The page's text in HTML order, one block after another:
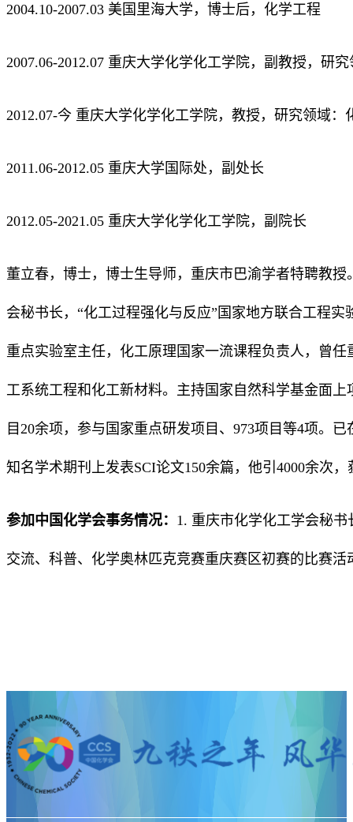
2004.10-2007.03 美国里海大学，博士后，化学工程
2007.06-2012.07 重庆大学化学化工学院，副教授，研
2012.07-今 重庆大学化学化工学院，教授，研究领域
2011.06-2012.05 重庆大学国际处，副处长
2012.05-2021.05 重庆大学化学化工学院，副院长
董立春，博士，博士生导师，重庆市巴渝学者特聘教
会秘书长，“化工过程强化与反应”国家地方联合工程
重点实验室主任，化工原理国家一流课程负责人，曾
工系统工程和化工新材料。主持国家自然科学基金面
目20余项，参与国家重点研发项目、973项目等4项。
知名学术期刊上发表SCI论文150余篇，他引4000余次
参加中国化学会事务情况： 1. 重庆市化学化工学会秘
交流、科普、化学奥林匹克竞赛重庆赛区初赛的比赛活